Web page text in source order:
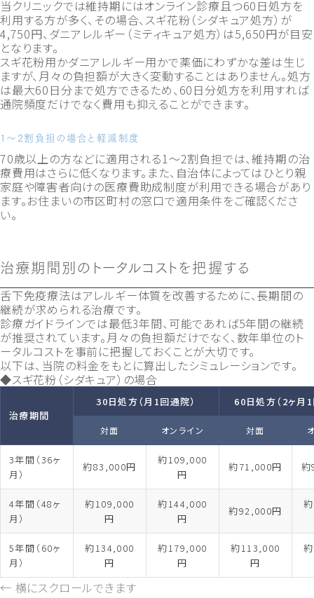
当クリニックでは維持期にはオンライン診療且つ60日処方を
利用する方が多く、その場合、スギ花粉（シダキュア処方）が
4,750円、ダニアレルギー（ミティキュア処方）は5,650円が目安
となります。
スギ花粉用かダニアレルギー用かで薬価にわずかな差は生じ
ますが、月々の負担額が大きく変動することはありません。処方
は最大60日分まで処方できるため、60日分処方を利用すれば
通院頻度だけでなく費用も抑えることができます。
1～2割負担の場合と軽減制度
70歳以上の方などに適用される1〜2割負担では、維持期の治
療費用はさらに低くなります。また、自治体によってはひとり親
家庭や障害者向けの医療費助成制度が利用できる場合があり
ます。お住まいの市区町村の窓口で適用条件をご確認くださ
い。
治療期間別のトータルコストを把握する
舌下免疫療法はアレルギー体質を改善するために、長期間の
継続が求められる治療です。
診療ガイドラインでは最低3年間、可能であれば5年間の継続
が推奨されています。月々の負担額だけでなく、数年単位のト
ータルコストを事前に把握しておくことが大切です。
以下は、当院の料金をもとに算出したシミュレーションです。
◆スギ花粉（シダキュア）の場合
治療期間
30日処方（月1回通院） 60日処方（2ヶ月
対面 オンライン 対面
3年間（36ヶ
月）
約83,000円
約109,000
円
約71,000円
4年間（48ヶ
月）
約109,000
円
約144,000
円
約92,000円
5年間（60ヶ
月）
約134,000
円
約179,000
円
約113,000
円
← 横にスクロールできます